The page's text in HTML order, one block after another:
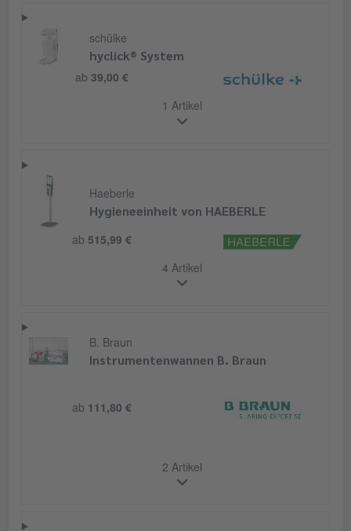
schülke
hyclick® System
ab 39,00 €
1 Artikel
Haeberle
Hygieneeinheit von HAEBERLE
ab 515,99 €
4 Artikel
B. Braun
Instrumentenwannen B. Braun
ab 111,80 €
2 Artikel